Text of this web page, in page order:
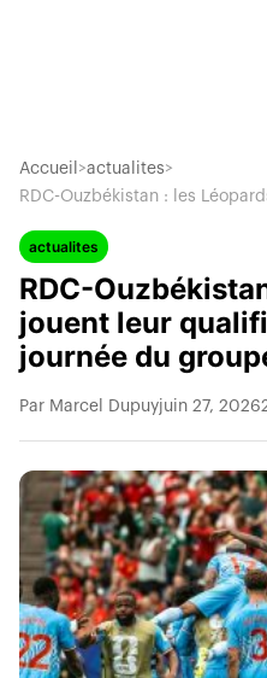
Accueil >actualites>
RDC-Ouzbékistan : les
actualites
RDC-
jouent leur
journée du
Par Marcel Dupuyjuin 27, 2026